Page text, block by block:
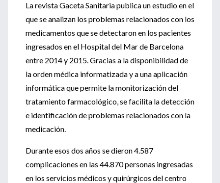
La revista Gaceta Sanitaria publica un estudio en el
que se analizan los problemas relacionados con los
medicamentos que se detectaron en los pacientes
ingresados en el Hospital del Mar de Barcelona
entre 2014 y 2015. Gracias a la disponibilidad de
la orden médica informatizada y a una aplicación
informática que permite la monitorización del
tratamiento farmacológico, se facilita la detección
e identificación de problemas relacionados con la
medicación.
Durante esos dos años se dieron 4.587
complicaciones en las 44.870 personas ingresadas
en los servicios médicos y quirúrgicos del centro